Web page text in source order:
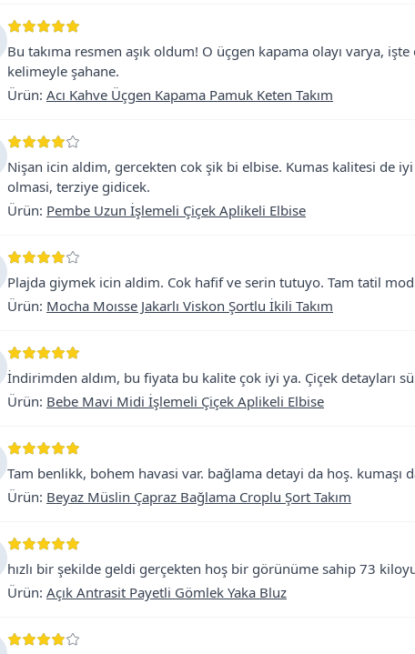
Bu takıma resmen aşık oldum! O üçgen kapama olayı varya,
kelimeyle şahane.
Ürün: Acı Kahve Üçgen Kapama Pamuk Keten Takım
Nişan icin aldim, gercekten cok şik bi elbise. Kumas kalitesi de
olmasi, terziye gidicek.
Ürün: Pembe Uzun İşlemeli Çiçek Aplikeli Elbise
Plajda giymek icin aldim. Cok hafif ve serin tutuyo. Tam tatil
Ürün: Mocha Moısse Jakarlı Viskon Şortlu İkili Takım
İndirimden aldım, bu fiyata bu kalite çok iyi ya. Çiçek detayları
Ürün: Bebe Mavi Midi İşlemeli Çiçek Aplikeli Elbise
Tam benlikk, bohem havasi var. bağlama detayi da hoş. kumaşı
Ürün: Beyaz Müslin Çapraz Bağlama Croplu Şort Takım
hızlı bir şekilde geldi gerçekten hoş bir görünüme sahip 73
Ürün: Açık Antrasit Payetli Gömlek Yaka Bluz